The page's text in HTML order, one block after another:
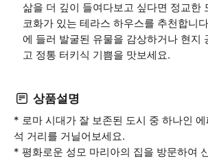
삶을 더 깊이 들여다보고 싶다면 정교한
코화가 있는 테라스 하우스를 추천합니
에 들러 발굴된 유물을 감상하거나 현지
고 정통 터키식 기쁨을 맛보세요.
상품설명
* 로마 시대가 잘 보존된 도시 중 하나인
석 거리를 거닐어보세요.
* 평화로운 성모 마리아의 집을 방문하여